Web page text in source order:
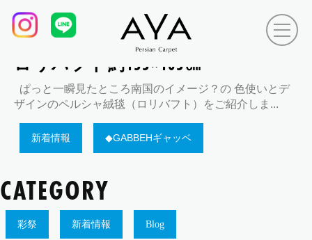
Tag Archives:
ロリバフト約155×105㎝
ぱっと一瞬見たところ南国のイメージ？の 色使いとデ
ザインのペルシャ絨毯（ロリバフト）をご紹介しま...
新着情報 ◆GABBEHギャッベ
CATEGORY
彩祭 新着情報 Blog